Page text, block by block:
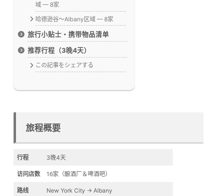
域 — 8家
哈德逊谷～Albany区域 — 8家
旅行小贴士・携带物品清单
推荐行程（3晚4天）
この記事をシェアする
旅程概要
行程 3晚4天
访问店数 16家（酿酒厂＆啤酒吧）
路线 New York City → Albany